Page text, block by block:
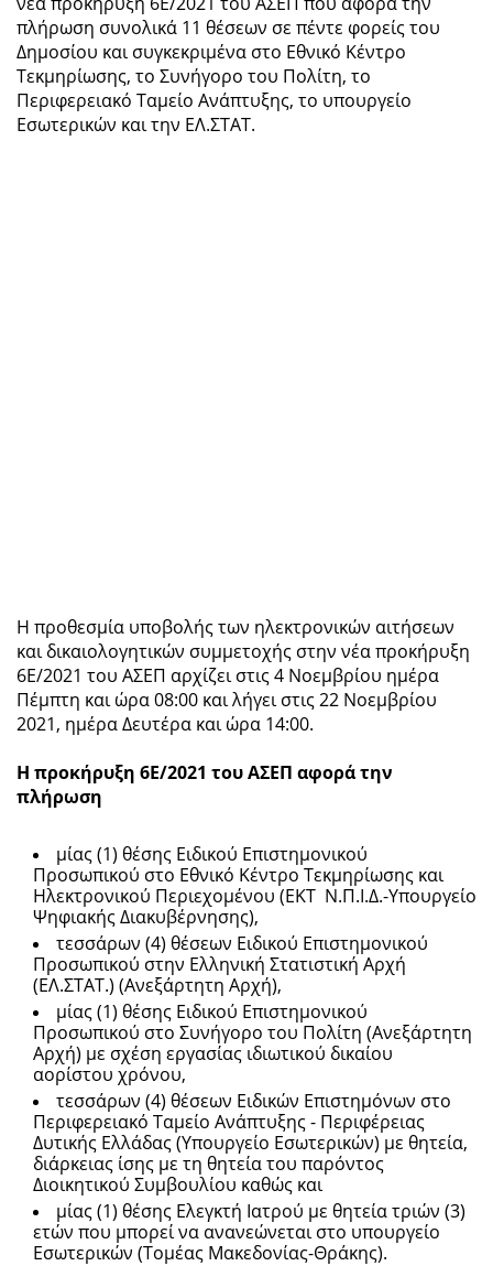
πλήρωση συνολικά 11 θέσεων σε πέντε φορείς του
Δημοσίου και συγκεκριμένα στο Εθνικό Κέντρο
Τεκμηρίωσης, το Συνήγορο του Πολίτη, το
Περιφερειακό Ταμείο Ανάπτυξης, το υπουργείο
Εσωτερικών και την ΕΛ.ΣΤΑΤ.
Η προθεσμία υποβολής των ηλεκτρονικών αιτήσεων
και δικαιολογητικών συμμετοχής στην νέα προκήρυξη
6Ε/2021 του ΑΣΕΠ αρχίζει στις 4 Νοεμβρίου ημέρα
Πέμπτη και ώρα 08:00 και λήγει στις 22 Νοεμβρίου
2021, ημέρα Δευτέρα και ώρα 14:00.
Η προκήρυξη 6Ε/2021 του ΑΣΕΠ αφορά την
πλήρωση
μίας (1) θέσης Ειδικού Επιστημονικού
Προσωπικού στο Εθνικό Κέντρο Τεκμηρίωσης και
Ηλεκτρονικού Περιεχομένου (ΕΚΤ Ν.Π.Ι.Δ.-Υπουργείο
Ψηφιακής Διακυβέρνησης),
τεσσάρων (4) θέσεων Ειδικού Επιστημονικού
Προσωπικού στην Ελληνική Στατιστική Αρχή
(ΕΛ.ΣΤΑΤ.) (Ανεξάρτητη Αρχή),
μίας (1) θέσης Ειδικού Επιστημονικού
Προσωπικού στο Συνήγορο του Πολίτη (Ανεξάρτητη
Αρχή) με σχέση εργασίας ιδιωτικού δικαίου
αορίστου χρόνου,
τεσσάρων (4) θέσεων Ειδικών Επιστημόνων στο
Περιφερειακό Ταμείο Ανάπτυξης - Περιφέρειας
Δυτικής Ελλάδας (Υπουργείο Εσωτερικών) με θητεία,
διάρκειας ίσης με τη θητεία του παρόντος
Διοικητικού Συμβουλίου καθώς και
μίας (1) θέσης Ελεγκτή Ιατρού με θητεία τριών (3)
ετών που μπορεί να ανανεώνεται στο υπουργείο
Εσωτερικών (Τομέας Μακεδονίας-Θράκης).